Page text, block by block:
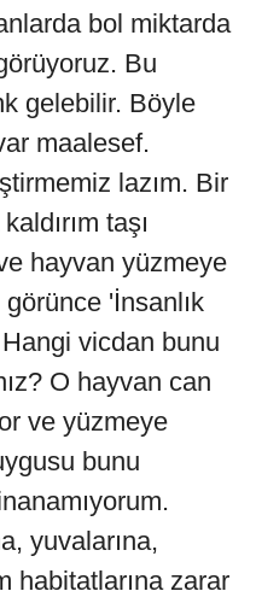
bol miktarda
Bu
gelebilir. Böyle
maalesef.
lazım. Bir
taşı
hayvan yüzmeye
görünce 'İnsanlık
vicdan bunu
O hayvan can
ve yüzmeye
bunu
yuvalarına,
habitatlarına zarar